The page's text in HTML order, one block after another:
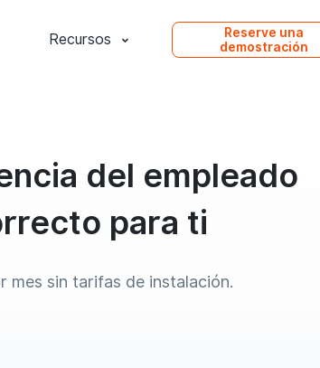
Recursos
Reserve una
demostración
del empleado
para ti
mes sin tarifas de instalación.